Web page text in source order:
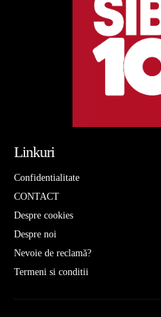
Linkuri
Confidentialitate
CONTACT
Despre cookies
Despre noi
Nevoie de reclamă?
Termeni si conditii